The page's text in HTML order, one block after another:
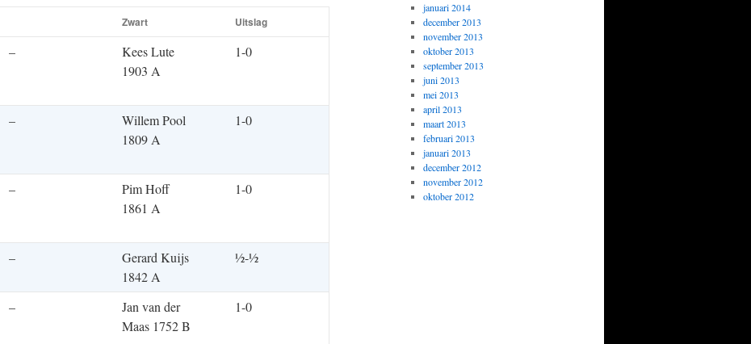
Zwart Uitslag
–
Kees Lute
1903 A
1-0
–
Willem Pool
1809 A
1-0
–
Pim Hoff
1861 A
1-0
–
Gerard Kuijs
1842 A
½-½
–
Jan van der
Maas 1752 B
1-0
januari 2014
december 2013
november 2013
oktober 2013
september 2013
juni 2013
mei 2013
april 2013
maart 2013
februari 2013
januari 2013
december 2012
november 2012
oktober 2012